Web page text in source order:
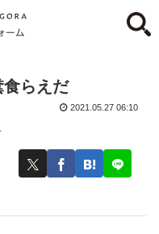
らえだ
2021.05.27 06:10